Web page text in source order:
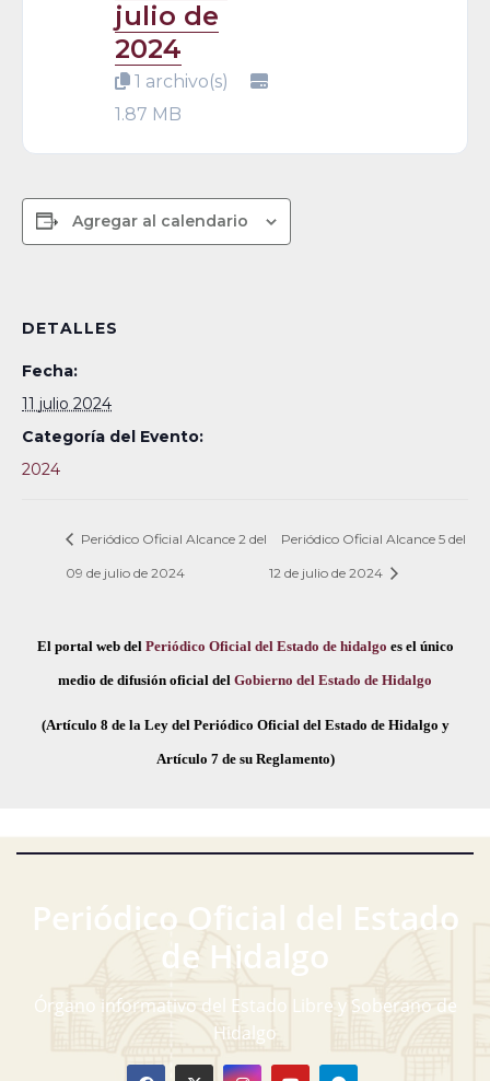
julio de
2024
1 archivo(s)
1.87 MB
Agregar al calendario
DETALLES
Fecha:
11 julio 2024
Categoría del Evento:
2024
Periódico Oficial Alcance 2 del
09 de julio de 2024
Periódico Oficial Alcance 5 del
12 de julio de 2024
El portal web del Periódico Oficial del Estado de hidalgo es el único
medio de difusión oficial del Gobierno del Estado de Hidalgo
(Artículo 8 de la Ley del Periódico Oficial del Estado de Hidalgo y
Artículo 7 de su Reglamento)
Periódico Oficial del Estado
de Hidalgo
Órgano informativo del Estado Libre y Soberano de
Hidalgo